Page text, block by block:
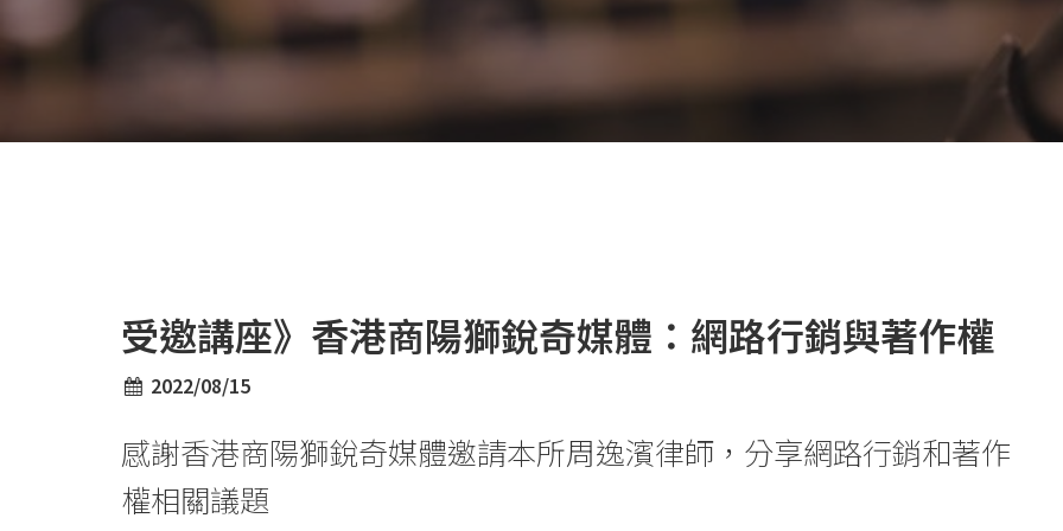
受邀講座》香港商陽獅銳奇媒體：網路行銷與著作權
2022/08/15
感謝香港商陽獅銳奇媒體邀請本所周逸濱律師，分享網路行銷和著作
權相關議題